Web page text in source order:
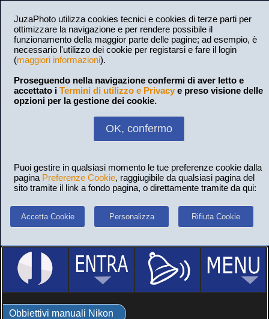
JuzaPhoto utilizza cookies tecnici e cookies di terze parti per
ottimizzare la navigazione e per rendere possibile il
funzionamento della maggior parte delle pagine; ad esempio, è
necessario l'utilizzo dei cookie per registarsi e fare il login
(maggiori informazioni).
Proseguendo nella navigazione confermi di aver letto e
accettato i Termini di utilizzo e Privacy e preso visione delle
opzioni per la gestione dei cookie.
OK, confermo
Puoi gestire in qualsiasi momento le tue preferenze cookie dalla
pagina Preferenze Cookie, raggiugibile da qualsiasi pagina del
sito tramite il link a fondo pagina, o direttamente tramite da qui:
Accetta Cookie Personalizza Rifiuta Cookie
Obbiettivi manuali Nikon